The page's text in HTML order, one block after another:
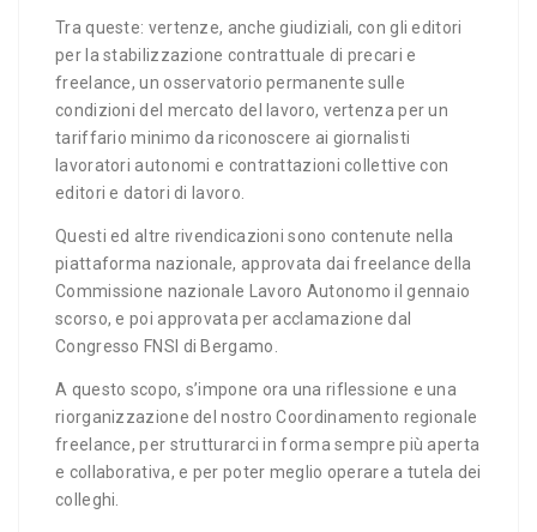
Tra queste: vertenze, anche giudiziali, con gli editori
per la stabilizzazione contrattuale di precari e
freelance, un osservatorio permanente sulle
condizioni del mercato del lavoro, vertenza per un
tariffario minimo da riconoscere ai giornalisti
lavoratori autonomi e contrattazioni collettive con
editori e datori di lavoro.
Questi ed altre rivendicazioni sono contenute nella
piattaforma nazionale, approvata dai freelance della
Commissione nazionale Lavoro Autonomo il gennaio
scorso, e poi approvata per acclamazione dal
Congresso FNSI di Bergamo.
A questo scopo, s’impone ora una riflessione e una
riorganizzazione del nostro Coordinamento regionale
freelance, per strutturarci in forma sempre più aperta
e collaborativa, e per poter meglio operare a tutela dei
colleghi.